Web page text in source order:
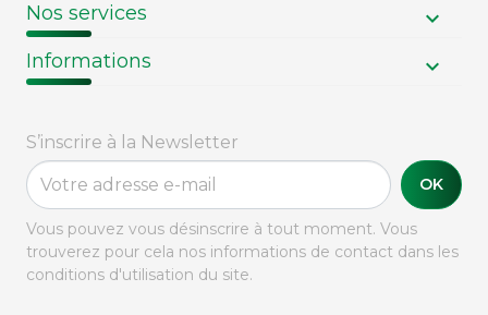
Nos services
Informations
S’inscrire à la Newsletter
OK
Vous pouvez vous désinscrire à tout moment. Vous
trouverez pour cela nos informations de contact dans les
conditions d'utilisation du site.